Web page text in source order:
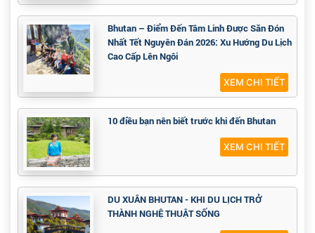
Bhutan – Điểm Đến Tâm Linh Được Săn Đón
Nhất Tết Nguyên Đán 2026: Xu Hướng Du Lịch
Cao Cấp Lên Ngôi
XEM CHI TIẾT
10 điều bạn nên biết trước khi đến Bhutan
XEM CHI TIẾT
DU XUÂN BHUTAN - KHI DU LỊCH TRỞ
THÀNH NGHỆ THUẬT SỐNG